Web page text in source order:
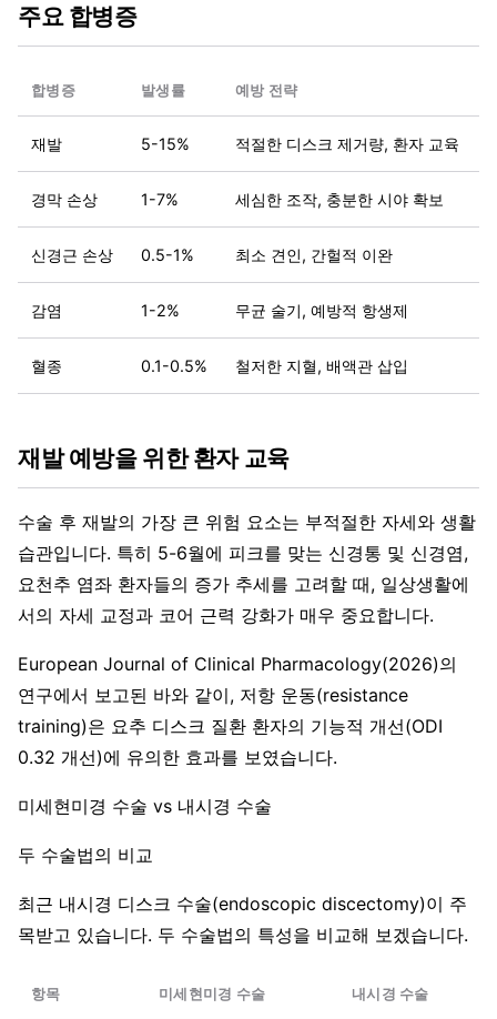
주요 합병증
합병증 발생률 예방 전략
재발 5-15% 적절한 디스크 제거량, 환자 교육
경막 손상 1-7% 세심한 조작, 충분한 시야 확보
신경근 손상 0.5-1% 최소 견인, 간헐적 이완
감염 1-2% 무균 술기, 예방적 항생제
혈종 0.1-0.5% 철저한 지혈, 배액관 삽입
재발 예방을 위한 환자 교육
수술 후 재발의 가장 큰 위험 요소는 부적절한 자세와 생활
습관입니다. 특히 5-6월에 피크를 맞는 신경통 및 신경염,
요천추 염좌 환자들의 증가 추세를 고려할 때, 일상생활에
서의 자세 교정과 코어 근력 강화가 매우 중요합니다.
European Journal of Clinical Pharmacology(2026)의
연구에서 보고된 바와 같이, 저항 운동(resistance
training)은 요추 디스크 질환 환자의 기능적 개선(ODI
0.32 개선)에 유의한 효과를 보였습니다.
미세현미경 수술 vs 내시경 수술
두 수술법의 비교
최근 내시경 디스크 수술(endoscopic discectomy)이 주
목받고 있습니다. 두 수술법의 특성을 비교해 보겠습니다.
항목 미세현미경 수술 내시경 수술